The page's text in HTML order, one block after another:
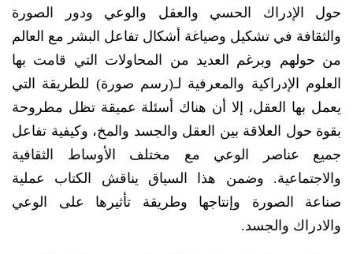
حول الإدراك الحسي والعقل والوعي ودور الصورة
والثقافة في تشكيل وصياغة أشكال تفاعل البشر مع العالم
من حولهم وبرغم العديد من المحاولات التي قامت بها
العلوم الإدراكية والمعرفية لـ(رسم صورة) للطريقة التي
يعمل بها العقل، إلا أن هناك أسئلة عميقة تظل مطروحة
بقوة حول العلاقة بين العقل والجسد والمخ، وكيفية تفاعل
جميع عناصر الوعي مع مختلف الأوساط الثقافية
والاجتماعية. وضمن هذا السياق يناقش الكتاب عملية
صناعة الصورة وإنتاجها وطريقة تأثيرها على الوعي
والادراك والجسد.